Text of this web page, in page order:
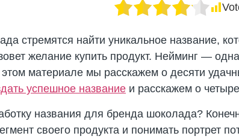
стремятся найти уникальное название,
желание купить продукт. Нейминг —
этом материале мы расскажем о десяти
успешное название и расскажем о
названия для бренда шоколада?
своего продукта и понимать портрет